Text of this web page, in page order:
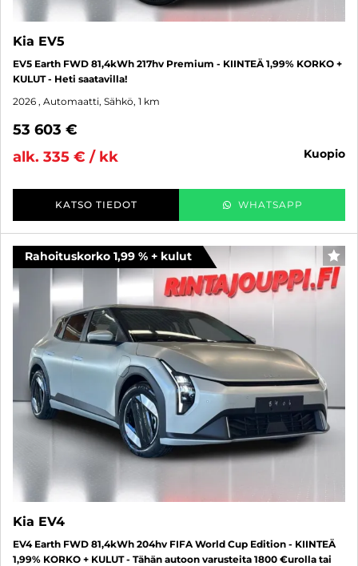
Kia EV5
EV5 Earth FWD 81,4kWh 217hv Premium - KIINTEÄ 1,99% KORKO +
KULUT - Heti saatavilla!
2026 , Automaatti, Sähkö, 1 km
53 603 €
alk. 335 € / kk
kuopio
KATSO TIEDOT WHATSAPP
Rahoituskorko 1,99 % + kulut
Kia EV4
EV4 Earth FWD 81,4kWh 204hv FIFA World Cup Edition - KIINTEÄ
1,99% KORKO + KULUT - Tähän autoon varusteita 1800 €urolla tai